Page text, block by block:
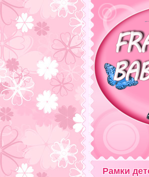
Рамки